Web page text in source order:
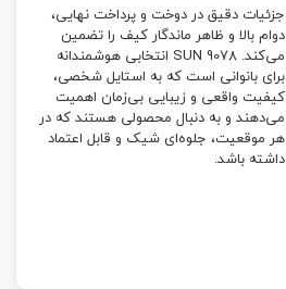
جزئیات دقیق در دوخت و پرداخت نهایی،
دوام بالا و ظاهر ماندگار کیف را تضمین
می‌کند. SUN 9078 انتخابی هوشمندانه
برای بانوانی است که به استایل شخصی،
کیفیت واقعی و زیبایی بی‌زمان اهمیت
می‌دهند و به دنبال محصولی هستند که در
هر موقعیت، جلوه‌ای شیک و قابل اعتماد
داشته باشد.